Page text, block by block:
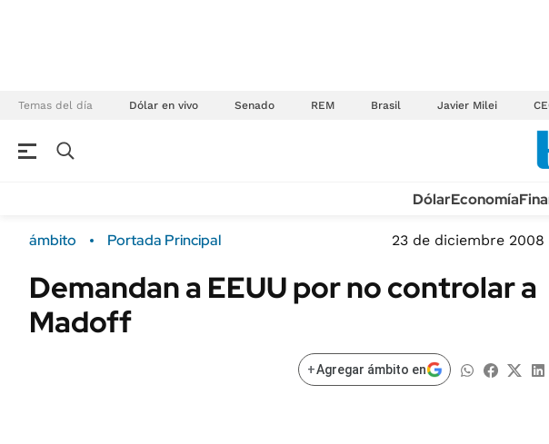
Temas del día Dólar en vivo Senado REM Brasil Javier Milei
Campo
FINANZAS
Sustentabilidad
POLÍTICA
MÉXICO
MUNDO
DólarEconomía
ámbito Portada Principal 23 de diciembre
Demandan a EEUU por no controlar a
Madoff
+Agregar ámbito en